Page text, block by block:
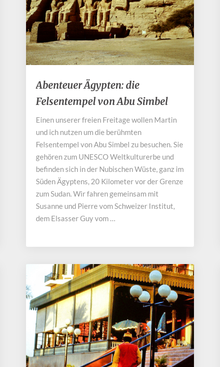
Abenteuer
Ägypten:
die
von
Abu
Simbel
Abenteuer Ägypten: die
Felsentempel von Abu Simbel
Einen unserer freien Freitage wollen Martin
und ich nutzen um die berühmten
Felsentempel von Abu Simbel zu besuchen. Sie
gehören zum UNESCO Weltkulturerbe und
befinden sich in der Nubischen Wüste, ganz im
Süden Ägyptens, 20 Kilometer vor der Grenze
zum Sudan. Wir fahren gemeinsam mit
Susanne und Pierre vom Schweizer Institut,
dem Elsasser Guy vom …